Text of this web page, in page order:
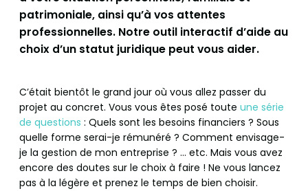
patrimoniale, ainsi qu’à vos attentes
professionnelles. Notre outil interactif d’aide au
choix d’un statut juridique peut vous aider.
C’était bientôt le grand jour où vous allez passer du
projet au concret. Vous vous êtes posé toute une série
de questions : Quels sont les besoins financiers ? Sous
quelle forme serai-je rémunéré ? Comment envisage-
je la gestion de mon entreprise ? … etc. Mais vous avez
encore des doutes sur le choix à faire ! Ne vous lancez
pas à la légère et prenez le temps de bien choisir.